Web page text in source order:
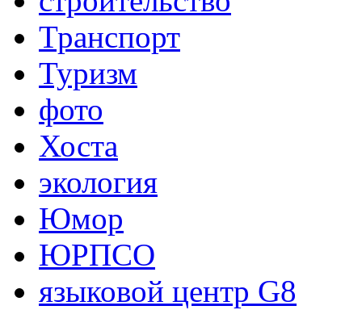
Транспорт
Туризм
фото
Хоста
экология
Юмор
ЮРПСО
языковой центр G8